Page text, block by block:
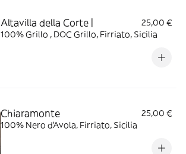
Altavilla della Corte |
25,00 €
100% Grillo , DOC Grillo, Firriato, Sicilia
Chiaramonte
25,00 €
100% Nero d'Avola, Firriato, Sicilia